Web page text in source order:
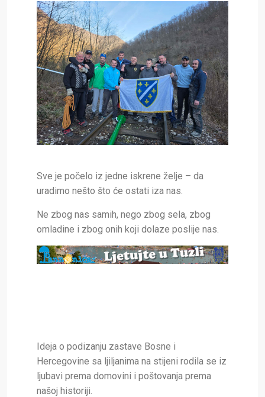
Sve je počelo iz jedne iskrene želje – da
uradimo nešto što će ostati iza nas.
Ne zbog nas samih, nego zbog sela, zbog
omladine i zbog onih koji dolaze poslije nas.
Ideja o podizanju zastave Bosne i
Hercegovine sa ljiljanima na stijeni rodila se iz
ljubavi prema domovini i poštovanja prema
našoj historiji.